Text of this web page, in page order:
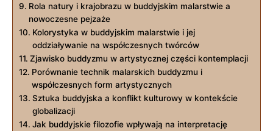
Rola natury i krajobrazu w buddyjskim malarstwie a
nowoczesne pejzaże
Kolorystyka w buddyjskim malarstwie i jej
oddziaływanie na współczesnych twórców
Zjawisko buddyzmu w artystycznej części kontemplacji
Porównanie technik malarskich buddyzmu i
współczesnych form artystycznych
Sztuka buddyjska a konflikt kulturowy w kontekście
globalizacji
Jak buddyjskie filozofie wpływają na interpretację